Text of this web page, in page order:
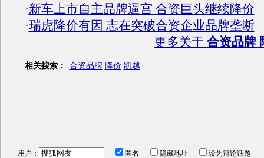
·新车上市自主品牌逼宫 合资巨头继续降价
·瑞虎降价有因 志在突破合资企业品牌垄断
更多关于 合资品牌
相关搜索： 合资品牌 降价 凯越
用户： 匿名 隐藏地址
设为辩论话题